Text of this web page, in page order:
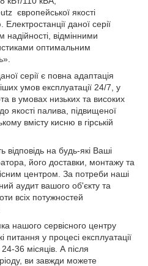
європейської якості
даної серії
надійності, відмінними
оптимальним
серії є повна адаптація
умов експлуатації 24/7, у
в умовах низьких та високих
якості палива, підвищеної
вмісту кисню в гірській
відповідь на будь-які Ваші
його доставки, монтажу та
центром. За потреби наші
аудит вашого об'єкту та
всіх потужностей
нашого сервісного центру
питання у процесі експлуатації
36 місяців. А після
ви завжди можете